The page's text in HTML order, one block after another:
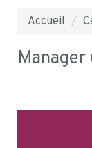
Accueil